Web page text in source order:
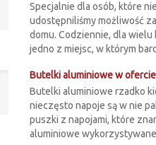
Specjalnie dla osób, które
udostępniliśmy możliwość
domu. Codziennie, dla
jedno z miejsc, w którym
Butelki aluminiowe w
Butelki aluminiowe rzadko
nieczęsto napoje są w nie
puszki z napojami, które
aluminiowe